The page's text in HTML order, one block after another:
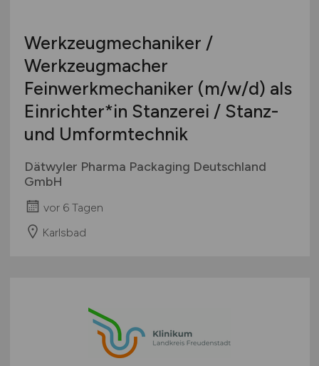
Werkzeugmechaniker /
Werkzeugmacher
Feinwerkmechaniker (m/w/d) als
Einrichter*in Stanzerei / Stanz-
und Umformtechnik
Dätwyler Pharma Packaging Deutschland
GmbH
vor 6 Tagen
Karlsbad